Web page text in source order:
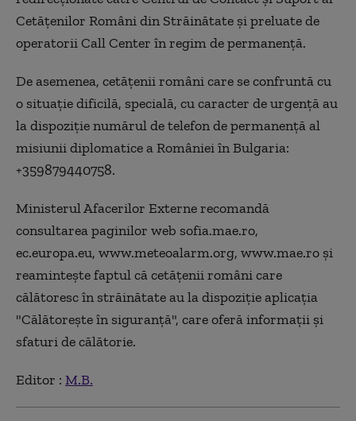
Cetăţenilor Români din Străinătate şi preluate de
operatorii Call Center în regim de permanenţă.
De asemenea, cetăţenii români care se confruntă cu
o situaţie dificilă, specială, cu caracter de urgenţă au
la dispoziţie numărul de telefon de permanenţă al
misiunii diplomatice a României în Bulgaria:
+359879440758.
Ministerul Afacerilor Externe recomandă
consultarea paginilor web sofia.mae.ro,
ec.europa.eu, www.meteoalarm.org, www.mae.ro şi
reaminteşte faptul că cetăţenii români care
călătoresc în străinătate au la dispoziţie aplicaţia
"Călătoreşte în siguranţă", care oferă informaţii şi
sfaturi de călătorie.
Editor : M.B.